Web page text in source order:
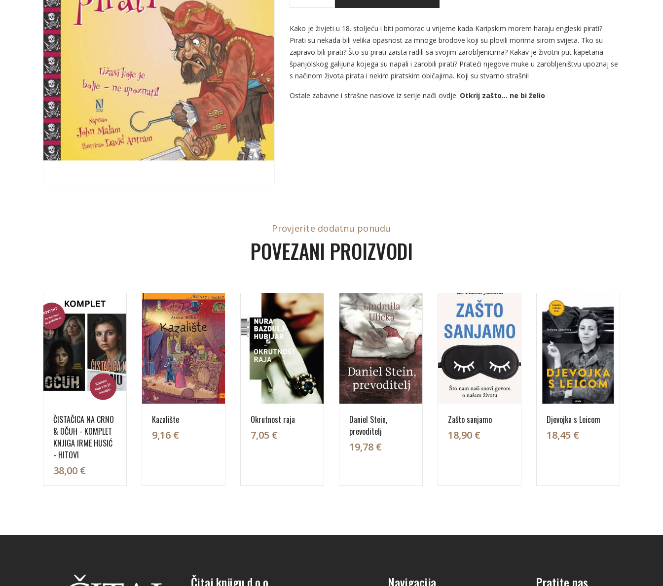
Kako je živjeti u 18. stoljeću i biti pomorac u vrijeme kada Karipskim morem haraju engleski pirati?
Pirati su nekada bili velika opasnost za mnoge brodove koji su plovili morima sirom svijeta. Tko su
zapravo bili pirati? Što su pirati zaista radili sa svojim zarobljenicima? Kakav je životni put kapetana
španjolskog galijuna kojega su napali i zarobili pirati? Prateći njegove muke u zarobljeništvu upoznaj se
s načinom života pirata i nekim piratskim običajima. Koji su stvarno strašni!
Ostale zabavne i strašne naslove iz serije nađi ovdje: Otkrij zašto... ne bi želio
Provjerite dodatnu ponudu
POVEZANI PROIZVODI
ČISTAČICA NA CRNO
& OČUH - KOMPLET
KNJIGA IRME HUSIĆ
- HITOVI
38,00 €
Kazalište
9,16 €
Okrutnost raja
7,05 €
Daniel Stein,
prevoditelj
19,78 €
Zašto sanjamo
18,90 €
Djevojka s Leicom
18,45 €
Čitaj knjigu d.o.o. Navigacija Pratite nas